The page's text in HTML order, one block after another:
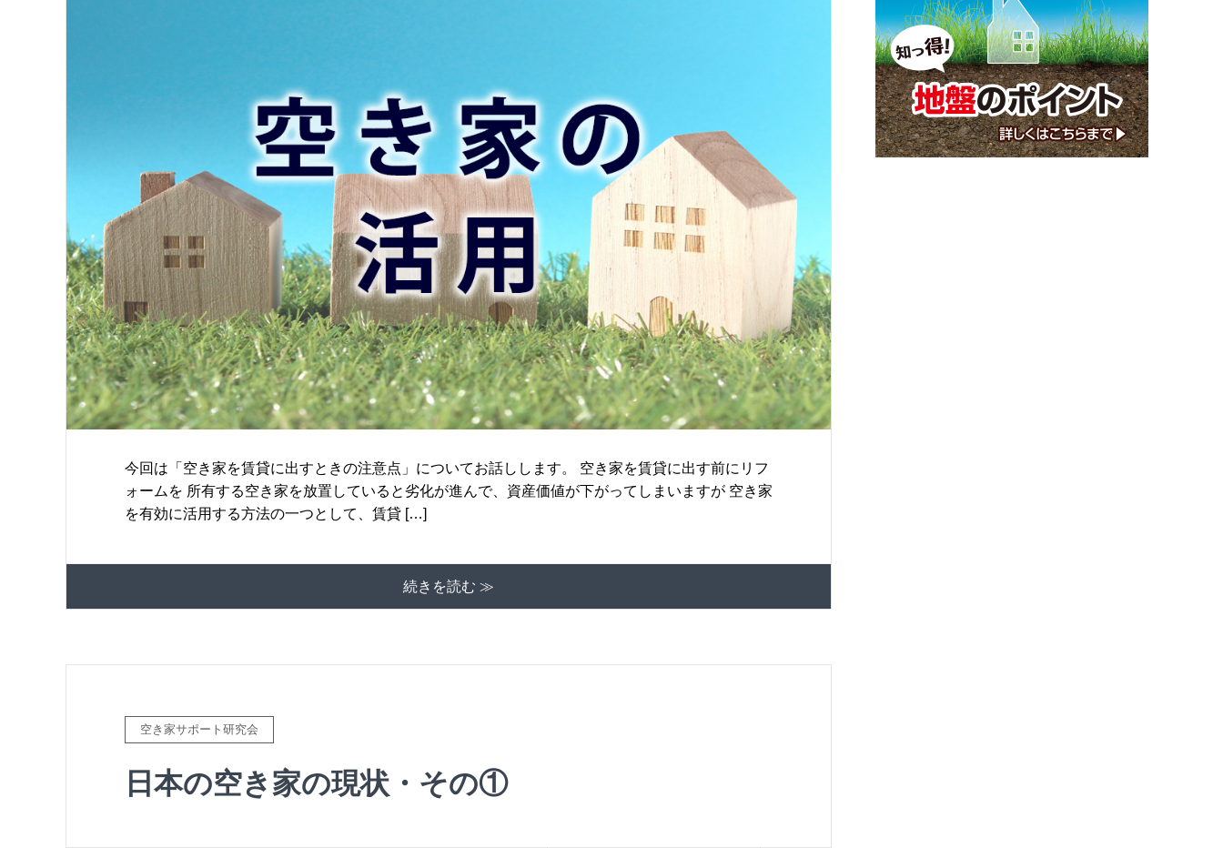
今回は「空き家を賃貸に出すときの注意点」についてお話しします。 空き家を賃貸に出す前にリフ
ォームを 所有する空き家を放置していると劣化が進んで、資産価値が下がってしまいますが 空き家
を有効に活用する方法の一つとして、賃貸 […]
続きを読む ≫
空き家サポート研究会
日本の空き家の現状・その①